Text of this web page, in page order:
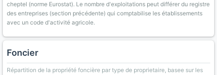
cheptel (norme Eurostat). Le nombre d'exploitations peut différer du registre
des entreprises (section précédente) qui comptabilise les établissements
avec un code d'activité agricole.
Foncier
Répartition de la propriété foncière par type de proprietaire, basee sur les